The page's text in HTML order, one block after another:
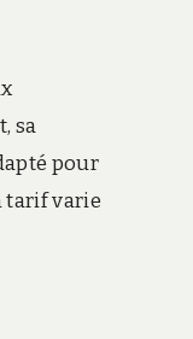
sa
pour
tarif varie